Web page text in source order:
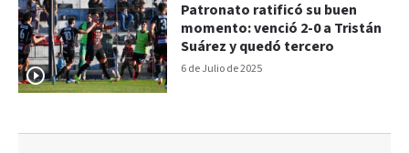
6 de Julio de 2025
Patronato ratificó su buen
momento: venció 2-0 a Tristán
Suárez y quedó tercero